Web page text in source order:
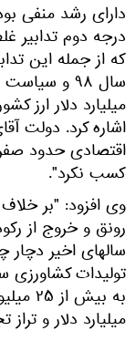
دارای رشد منفی
درجه دوم تدابیر
که از جمله این
میلیارد دلار ارز
اشاره کرد. دولت
اقتصادی حدود
کسب نکرد".
وی افزود:‌ "بر
رونق و خروج از
سالهای اخیر
تولیدات
میلیارد دلار و تراز تجاری منفی